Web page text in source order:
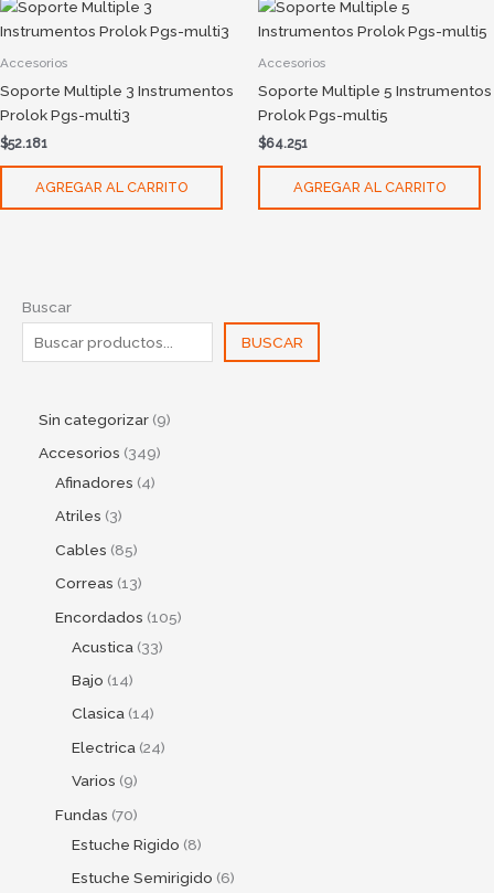
Buscar
BUSCAR
Sin categorizar 9
Accesorios 349
Afinadores 4
Atriles 3
Cables 85
Correas 13
Encordados 105
Acustica 33
Bajo 14
Clasica 14
Electrica 24
Varios 9
Fundas 70
Estuche Rigido 8
Estuche Semirigido 6
Accesorios
Soporte Multiple 3 Instrumentos
Prolok Pgs-multi3
$52.181
AGREGAR AL CARRITO
Accesorios
Soporte Multiple 5 Instrumentos
Prolok Pgs-multi5
$64.251
AGREGAR AL CARRITO